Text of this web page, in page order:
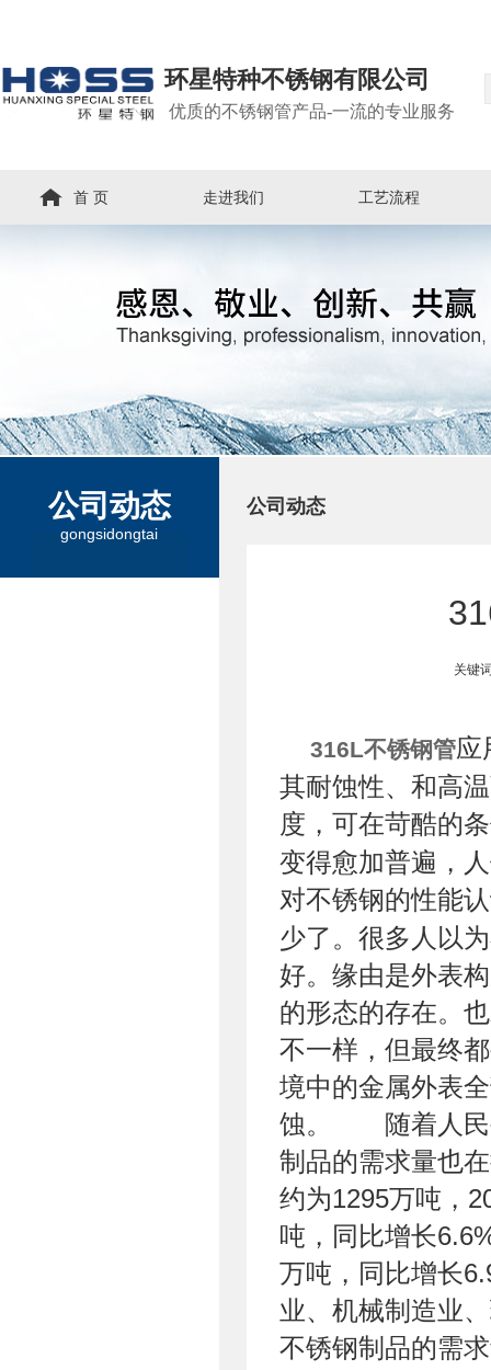
环星特种不锈钢有限公司
优质的不锈钢管产品-一流的专业服务
首 页 走进我们 工艺流程
公司动态
gongsidongtai
公司动态
关键
316L不锈钢管
其耐蚀性、和高
度，可在苛酷的
变得愈加普遍，
对不锈钢的性能
少了。很多人以
好。缘由是外表
的形态的存在。
不一样，但最终
境中的金属外表
蚀。 随着人民
制品的需求量也
约为1295万吨，
吨，同比增长
万吨，同比增长
业、机械制造业
不锈钢制品的需